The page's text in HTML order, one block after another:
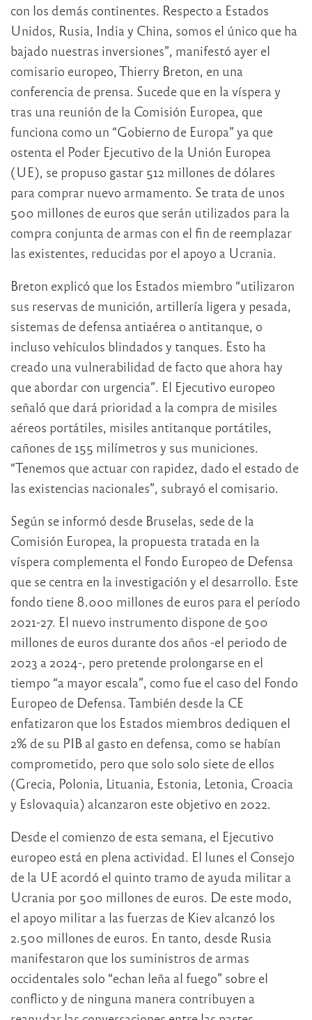
con los demás continentes. Respecto a Estados
Unidos, Rusia, India y China, somos el único que ha
bajado nuestras inversiones”, manifestó ayer el
comisario europeo, Thierry Breton, en una
conferencia de prensa. Sucede que en la víspera y
tras una reunión de la Comisión Europea, que
funciona como un “Gobierno de Europa” ya que
ostenta el Poder Ejecutivo de la Unión Europea
(UE), se propuso gastar 512 millones de dólares
para comprar nuevo armamento. Se trata de unos
500 millones de euros que serán utilizados para la
compra conjunta de armas con el fin de reemplazar
las existentes, reducidas por el apoyo a Ucrania.
Breton explicó que los Estados miembro “utilizaron
sus reservas de munición, artillería ligera y pesada,
sistemas de defensa antiaérea o antitanque, o
incluso vehículos blindados y tanques. Esto ha
creado una vulnerabilidad de facto que ahora hay
que abordar con urgencia”. El Ejecutivo europeo
señaló que dará prioridad a la compra de misiles
aéreos portátiles, misiles antitanque portátiles,
cañones de 155 milímetros y sus municiones.
“Tenemos que actuar con rapidez, dado el estado de
las existencias nacionales”, subrayó el comisario.
Según se informó desde Bruselas, sede de la
Comisión Europea, la propuesta tratada en la
víspera complementa el Fondo Europeo de Defensa
que se centra en la investigación y el desarrollo. Este
fondo tiene 8.000 millones de euros para el período
2021-27. El nuevo instrumento dispone de 500
millones de euros durante dos años -el periodo de
2023 a 2024-, pero pretende prolongarse en el
tiempo “a mayor escala”, como fue el caso del Fondo
Europeo de Defensa. También desde la CE
enfatizaron que los Estados miembros dediquen el
2% de su PIB al gasto en defensa, como se habían
comprometido, pero que solo solo siete de ellos
(Grecia, Polonia, Lituania, Estonia, Letonia, Croacia
y Eslovaquia) alcanzaron este objetivo en 2022.
Desde el comienzo de esta semana, el Ejecutivo
europeo está en plena actividad. El lunes el Consejo
de la UE acordó el quinto tramo de ayuda militar a
Ucrania por 500 millones de euros. De este modo,
el apoyo militar a las fuerzas de Kiev alcanzó los
2.500 millones de euros. En tanto, desde Rusia
manifestaron que los suministros de armas
occidentales solo “echan leña al fuego” sobre el
conflicto y de ninguna manera contribuyen a